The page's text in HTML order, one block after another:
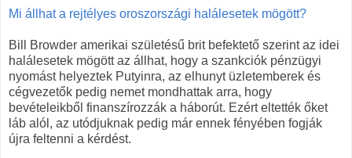
Mi állhat a rejtélyes oroszországi halálesetek mögött?
Bill Browder amerikai születésű brit befektető szerint az idei
halálesetek mögött az állhat, hogy a szankciók pénzügyi
nyomást helyeztek Putyinra, az elhunyt üzletemberek és
cégvezetők pedig nemet mondhattak arra, hogy
bevételeikből finanszírozzák a háborút. Ezért eltették őket
láb alól, az utódjuknak pedig már ennek fényében fogják
újra feltenni a kérdést.